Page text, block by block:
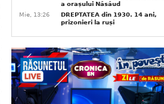
a orașului Năsăud
Mie, 13:26
DREPTATEA din 1930. 14 ani,
prizonieri la ruși